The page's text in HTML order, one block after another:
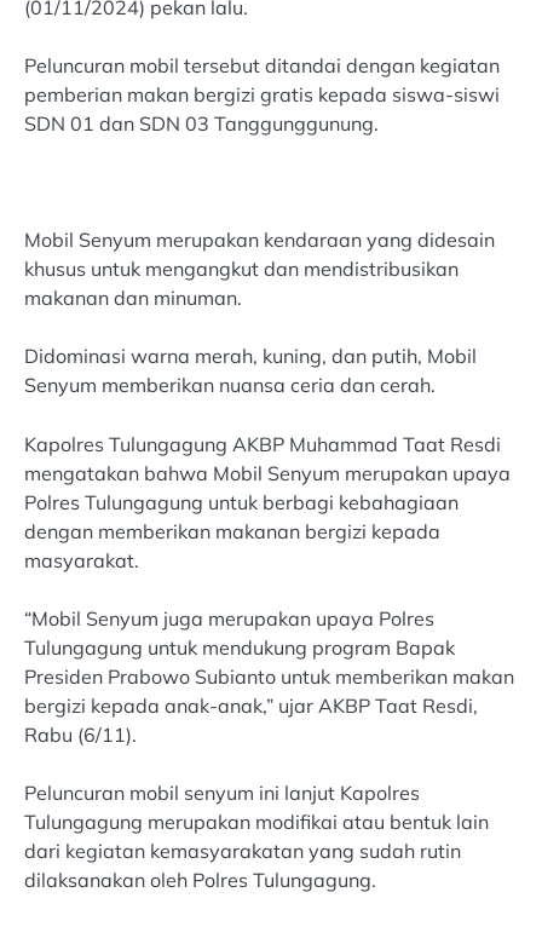
(01/11/2024) pekan lalu.
Peluncuran mobil tersebut ditandai dengan kegiatan
pemberian makan bergizi gratis kepada siswa-siswi
SDN 01 dan SDN 03 Tanggunggunung.
Mobil Senyum merupakan kendaraan yang didesain
khusus untuk mengangkut dan mendistribusikan
makanan dan minuman.
Didominasi warna merah, kuning, dan putih, Mobil
Senyum memberikan nuansa ceria dan cerah.
Kapolres Tulungagung AKBP Muhammad Taat Resdi
mengatakan bahwa Mobil Senyum merupakan upaya
Polres Tulungagung untuk berbagi kebahagiaan
dengan memberikan makanan bergizi kepada
masyarakat.
“Mobil Senyum juga merupakan upaya Polres
Tulungagung untuk mendukung program Bapak
Presiden Prabowo Subianto untuk memberikan makan
bergizi kepada anak-anak,” ujar AKBP Taat Resdi,
Rabu (6/11).
Peluncuran mobil senyum ini lanjut Kapolres
Tulungagung merupakan modifikai atau bentuk lain
dari kegiatan kemasyarakatan yang sudah rutin
dilaksanakan oleh Polres Tulungagung.